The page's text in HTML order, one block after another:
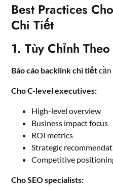
Best Practices
Chi Tiết
1. Tùy Chỉnh
Báo cáo backlink chi tiết
Cho C-level executives:
High-level overview
Business impact focus
ROI metrics
Strategic
Competitive
Cho SEO specialists: